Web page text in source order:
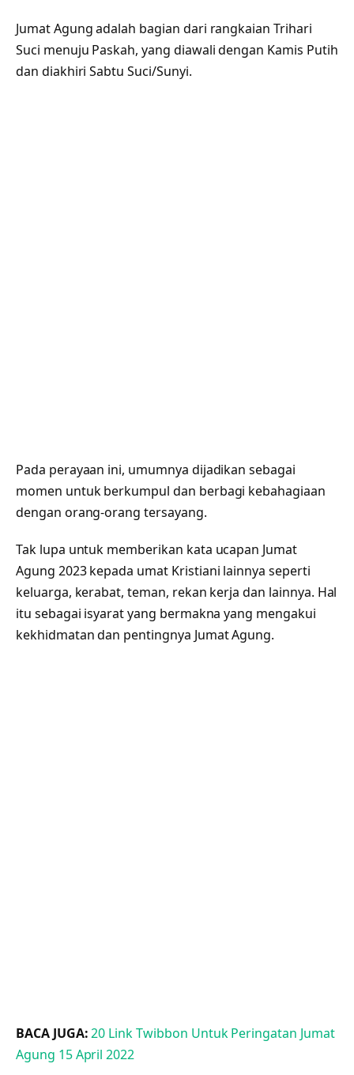
Jumat Agung adalah bagian dari rangkaian Trihari
Suci menuju Paskah, yang diawali dengan Kamis Putih
dan diakhiri Sabtu Suci/Sunyi.
Pada perayaan ini, umumnya dijadikan sebagai
momen untuk berkumpul dan berbagi kebahagiaan
dengan orang-orang tersayang.
Tak lupa untuk memberikan kata ucapan Jumat
Agung 2023 kepada umat Kristiani lainnya seperti
keluarga, kerabat, teman, rekan kerja dan lainnya. Hal
itu sebagai isyarat yang bermakna yang mengakui
kekhidmatan dan pentingnya Jumat Agung.
BACA JUGA:20 Link Twibbon Untuk Peringatan Jumat
Agung 15 April 2022